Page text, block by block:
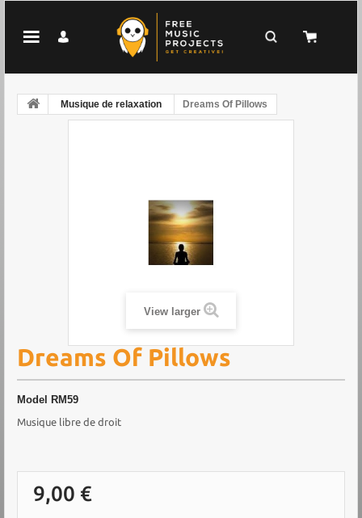
Musique de relaxation Dreams Of Pillows
View larger
Dreams Of Pillows
Model RM59
Musique libre de droit
9,00 €